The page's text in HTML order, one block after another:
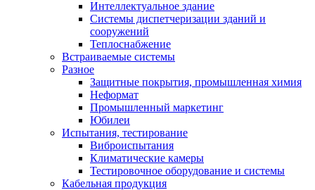
Интеллектуальное здание
Системы диспетчеризации зданий и
сооружений
Теплоснабжение
Встраиваемые системы
Разное
Защитные покрытия, промышленная химия
Неформат
Промышленный маркетинг
Юбилеи
Испытания, тестирование
Виброиспытания
Климатические камеры
Тестировочное оборудование и системы
Кабельная продукция